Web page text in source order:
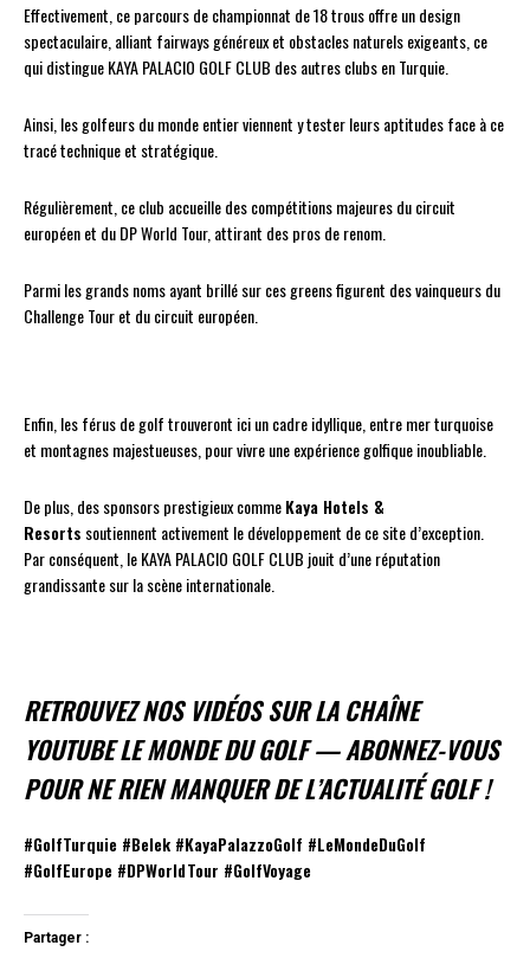
Effectivement, ce parcours de championnat de 18 trous offre un design
spectaculaire, alliant fairways généreux et obstacles naturels exigeants, ce
qui distingue KAYA PALACIO GOLF CLUB des autres clubs en Turquie.
Ainsi, les golfeurs du monde entier viennent y tester leurs aptitudes face à ce
tracé technique et stratégique.
Régulièrement, ce club accueille des compétitions majeures du circuit
européen et du DP World Tour, attirant des pros de renom.
Parmi les grands noms ayant brillé sur ces greens figurent des vainqueurs du
Challenge Tour et du circuit européen.
Enfin, les férus de golf trouveront ici un cadre idyllique, entre mer turquoise
et montagnes majestueuses, pour vivre une expérience golfique inoubliable.
De plus, des sponsors prestigieux commeKaya Hotels &
Resorts soutiennent activement le développement de ce site d’exception.
Par conséquent, le KAYA PALACIO GOLF CLUB jouit d’une réputation
grandissante sur la scène internationale.
RETROUVEZ NOS VIDÉOS SUR LA CHAÎNE
YOUTUBELE MONDE DU GOLF— ABONNEZ-VOUS
POUR NE RIEN MANQUER DE L’ACTUALITÉ GOLF !
#GolfTurquie #Belek #KayaPalazzoGolf #LeMondeDuGolf
#GolfEurope #DPWorldTour #GolfVoyage
Partager :